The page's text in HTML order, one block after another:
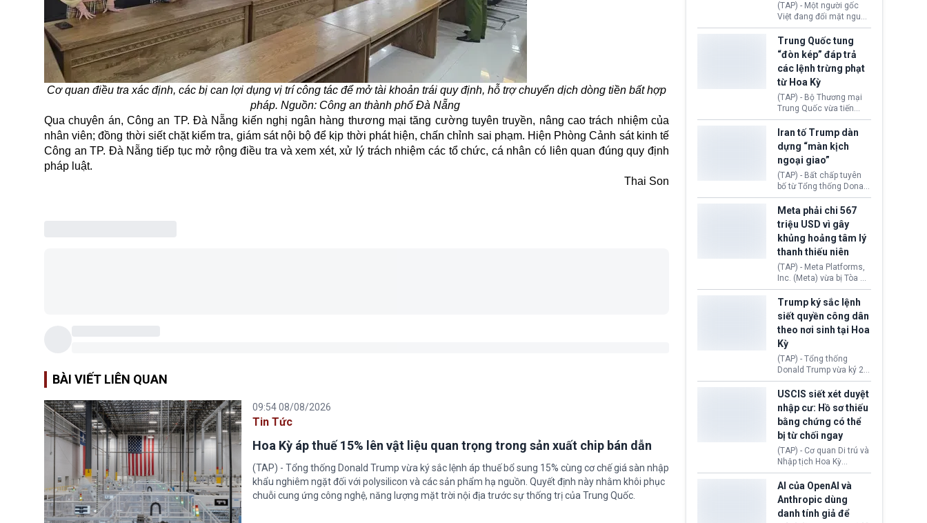
Cơ quan điều tra xác định, các bị can lợi dụng vị trí công tác để mở tài khoản trái quy định, hỗ trợ chuyển dịch dòng tiền bất hợp
pháp. Nguồn: Công an thành phố Đà Nẵng
Qua chuyên án, Công an TP. Đà Nẵng kiến nghị ngân hàng thương mại tăng cường tuyên truyền, nâng cao trách nhiệm của
nhân viên; đồng thời siết chặt kiểm tra, giám sát nội bộ để kịp thời phát hiện, chấn chỉnh sai phạm. Hiện Phòng Cảnh sát kinh tế
Công an TP. Đà Nẵng tiếp tục mở rộng điều tra và xem xét, xử lý trách nhiệm các tổ chức, cá nhân có liên quan đúng quy định
pháp luật.
Thai Son
BÀI VIẾT LIÊN QUAN
09:54 08/08/2026
Tin Tức
Hoa Kỳ áp thuế 15% lên vật liệu quan trọng trong sản xuất chip bán dẫn
(TAP) - Tổng thống Donald Trump vừa ký sắc lệnh áp thuế bổ sung 15% cùng cơ chế giá sàn nhập
khẩu nghiêm ngặt đối với polysilicon và các sản phẩm hạ nguồn. Quyết định này nhằm khôi phục
chuỗi cung ứng công nghệ, năng lượng mặt trời nội địa trước sự thống trị của Trung Quốc.
(TAP) - Một người gốc
Việt đang đối mặt nguy
cơ bị trục xuất khỏi Hoa
Kỳ sau khi đã chấp hành
xong bản án liên quan
đến tội ác từ hơn 30
năm trước tại California.
Trung Quốc tung
“đòn kép” đáp trả
các lệnh trừng phạt
từ Hoa Kỳ
(TAP) - Bộ Thương mại
Trung Quốc vừa tiến
hành áp đặt lệnh trừng
phạt lên hàng loạt thực
thể và siết chặt kiểm
soát xuất khẩu máy bay
không người lái (UAV)
sang Hoa Kỳ. Động thái
này nhằm đáp trả các
biện pháp hạn chế
thương mại, áp thuế mới
cùng lệnh cấm công
nghệ gần đây từ phía
Washington.
Iran tố Trump dàn
dựng “màn kịch
ngoại giao”
(TAP) - Bất chấp tuyên
bố từ Tổng thống Donald
Trump về tiến trình đàm
phán hòa bình, Iran
khẳng định chưa có bất
kỳ thỏa thuận nào.
Tehran cho rằng, Hoa Kỳ
chỉ đang dàn dựng “màn
kịch ngoại giao” để xoa
dịu căng thẳng.
Meta phải chi 567
triệu USD vì gây
khủng hoảng tâm lý
thanh thiếu niên
(TAP) - Meta Platforms,
Inc. (Meta) vừa bị Tòa án
bang New Mexico yêu
cầu đóng góp 567 triệu
USD vào một quỹ khắc
phục hậu quả. Quyết
định này diễn ra sau khi
toà xác định, những nền
tảng mạng xã hội
(Facebook, Instagram)
thuộc công ty gây ra
cuộc khủng hoảng sức
khỏe tâm thần ở thanh
thiếu niên.
Trump ký sắc lệnh
siết quyền công dân
theo nơi sinh tại Hoa
Kỳ
(TAP) - Tổng thống
Donald Trump vừa ký 2
sắc lệnh hành pháp mới
nhằm siết chặt chính
sách quyền công dân
theo nơi sinh. Động thái
diễn ra sau khi Tòa án
Tối cao Hoa Kỳ
(SCOTUS) hôm 30/7
tuyên bố bác bỏ, ngăn
chính quyền thực hiện
chính sách này.
USCIS siết xét duyệt
nhập cư: Hồ sơ thiếu
bằng chứng có thể
bị từ chối ngay
(TAP) - Cơ quan Di trú và
Nhập tịch Hoa Kỳ
(USCIS) vừa thay đổi quy
trình xét duyệt hồ sơ
nhập cư, trao quyền cho
viên chức từ chối ngay
những đơn không chứng
AI của OpenAI và
Anthropic dùng
danh tính giả để